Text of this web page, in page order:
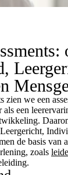
we een
als een
de basis van
zoals